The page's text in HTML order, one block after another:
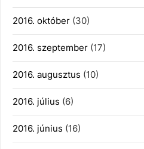
2016. október (30)
2016. szeptember (17)
2016. augusztus (10)
2016. július (6)
2016. június (16)